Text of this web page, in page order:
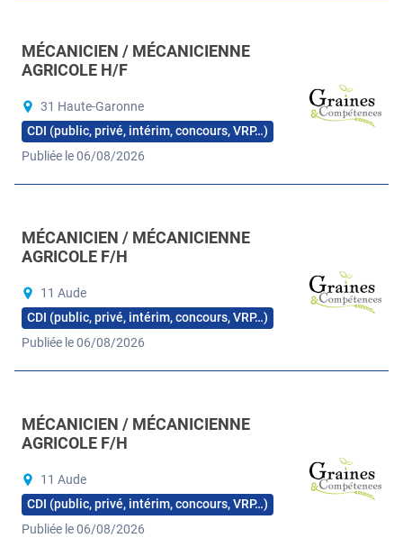
MÉCANICIEN / MÉCANICIENNE
AGRICOLE H/F
31 Haute-Garonne
CDI (public, privé, intérim, concours, VRP…)
Publiée le 06/08/2026
MÉCANICIEN / MÉCANICIENNE
AGRICOLE F/H
11 Aude
CDI (public, privé, intérim, concours, VRP…)
Publiée le 06/08/2026
MÉCANICIEN / MÉCANICIENNE
AGRICOLE F/H
11 Aude
CDI (public, privé, intérim, concours, VRP…)
Publiée le 06/08/2026